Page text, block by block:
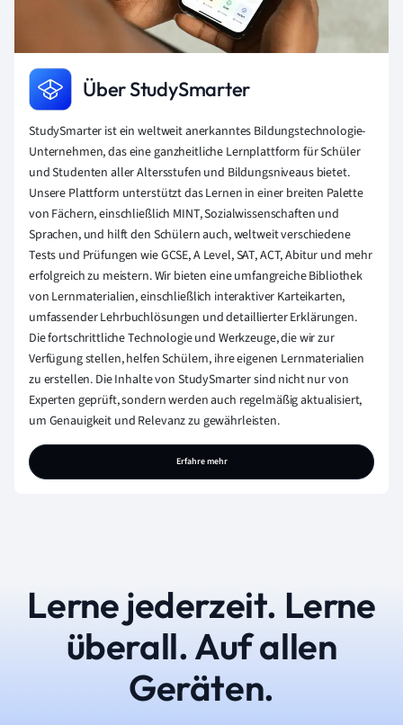
Über StudySmarter
StudySmarter ist ein weltweit anerkanntes Bildungstechnologie-
Unternehmen, das eine ganzheitliche Lernplattform für Schüler
und Studenten aller Altersstufen und Bildungsniveaus bietet.
Unsere Plattform unterstützt das Lernen in einer breiten Palette
von Fächern, einschließlich MINT, Sozialwissenschaften und
Sprachen, und hilft den Schülern auch, weltweit verschiedene
Tests und Prüfungen wie GCSE, A Level, SAT, ACT, Abitur und mehr
erfolgreich zu meistern. Wir bieten eine umfangreiche Bibliothek
von Lernmaterialien, einschließlich interaktiver Karteikarten,
umfassender Lehrbuchlösungen und detaillierter Erklärungen.
Die fortschrittliche Technologie und Werkzeuge, die wir zur
Verfügung stellen, helfen Schülern, ihre eigenen Lernmaterialien
zu erstellen. Die Inhalte von StudySmarter sind nicht nur von
Experten geprüft, sondern werden auch regelmäßig aktualisiert,
um Genauigkeit und Relevanz zu gewährleisten.
Erfahre mehr
Lerne jederzeit. Lerne
überall. Auf allen
Geräten.